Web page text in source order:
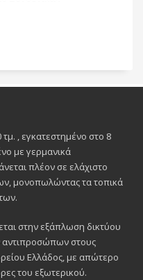
τμ. , εγκατεστημένο στο 8
με γερμανικά
πλέον σε ελάχιστο
μονοπωλώντας τα τοπικά
στην εξάπλωση δικτύου
στους
Ελλάδος, με απώτερο
του εξωτερικού.